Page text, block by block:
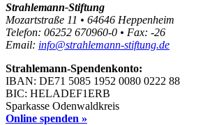
Strahlemann-Stiftung
Mozartstraße 11 • 64646 Heppenheim
Telefon: 06252 670960-0 • Fax: -26
Email: info@strahlemann-stiftung.de
Strahlemann-Spendenkonto:
IBAN: DE71 5085 1952 0080 0222 88
BIC: HELADEF1ERB
Sparkasse Odenwaldkreis
Online spenden »